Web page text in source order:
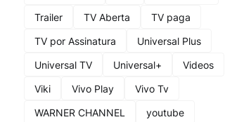
Trailer
TV Aberta
TV paga
TV por Assinatura
Universal Plus
Universal TV
Universal+
Videos
Viki
Vivo Play
Vivo Tv
WARNER CHANNEL
youtube